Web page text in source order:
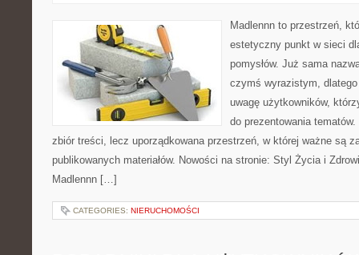
Madlennn to przestrzeń,
estetyczny punkt w sieci
pomysłów. Już sama
czymś wyrazistym,
uwagę użytkowników,
do prezentowania
zbiór treści, lecz uporządkowana przestrzeń, w której ważne są
publikowanych materiałów. Nowości na stronie: Styl Życia i
Madlennn […]
CATEGORIES: NIERUCHOMOŚCI